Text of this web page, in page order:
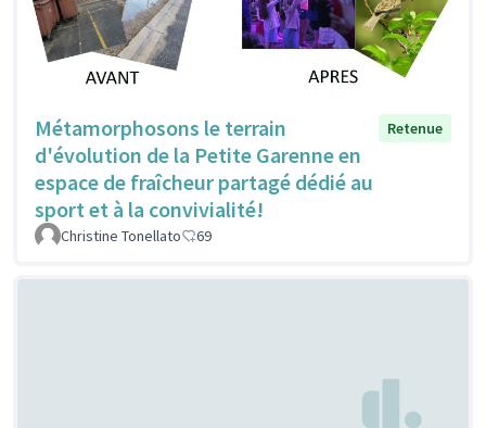
Métamorphosons le terrain
d'évolution de la Petite Garenne en
espace de fraîcheur partagé dédié au
sport et à la convivialité!
Retenue
Christine Tonellato 69